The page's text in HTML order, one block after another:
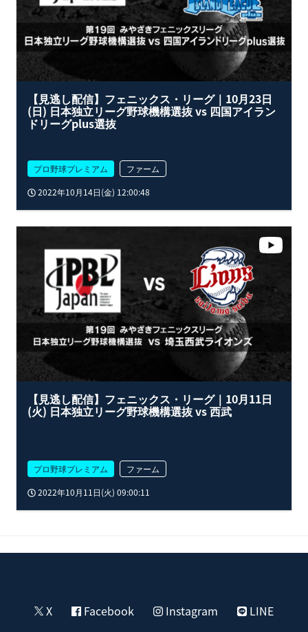
【見逃し配信】フェニックス・リーグ｜10月23日
(日) 日本独立リーグ野球機構選抜 vs 四国アイラン
ドリーグplus選抜
プロ野球プレミアム
ファーム
2022年10月14日(金) 12:00:48
【見逃し配信】フェニックス・リーグ｜10月11日
(火) 日本独立リーグ野球機構選抜 vs 西武
プロ野球プレミアム
ファーム
2022年10月11日(火) 09:00:11
X Facebook Instagram LINE